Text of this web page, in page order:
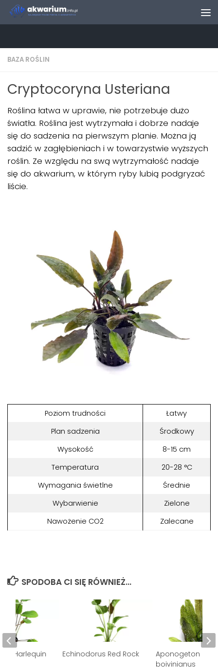
Skip to content
BAZA ROŚLIN
Cryptocoryna Usteriana
Roślina łatwa w uprawie, nie potrzebuje dużo
światła. Roślina jest wytrzymała i dobrze nadaje
się do sadzenia na pierwszym planie. Można ją
sadzić w zagłębieniach i w towarzystwie wyższych
roślin. Ze względu na swą wytrzymałość nadaje
się do akwarium, w którym ryby lubią podgryzać
liście.
Poziom trudności
Łatwy
Plan sadzenia
Środkowy
Wysokość
8-15 cm
Temperatura
20-28 °C
Wymagania świetlne
Średnie
Wybarwienie
Zielone
Nawożenie CO2
Zalecane
SPODOBA CI SIĘ RÓWNIEŻ...
Echinodorus Red Rock
Aponogeton
boivinianus
Harlequin